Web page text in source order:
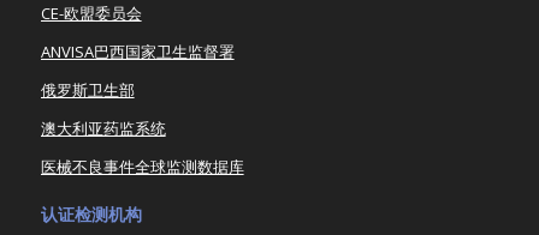
CE-欧盟委员会
ANVISA巴西国家卫生监督署
俄罗斯卫生部
澳大利亚药监系统
医械不良事件全球监测数据库
认证检测机构